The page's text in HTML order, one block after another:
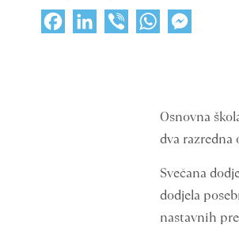
FacebookLinkedInViber WhatsApp
Osnovna
dva razredna
Svečana
dodjela
nastavnih